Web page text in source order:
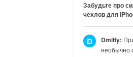
Забудьте про
чехлов для
D Dmitiy:
необычно